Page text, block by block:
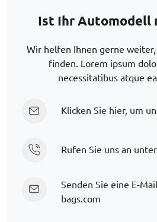
Ist Ihr Automodell
Wir helfen Ihnen gerne
finden. Lorem ipsum
necessitatibus atque
Klicken Sie hier, um
Rufen Sie uns an unter
Senden Sie eine E-Mail
bags.com